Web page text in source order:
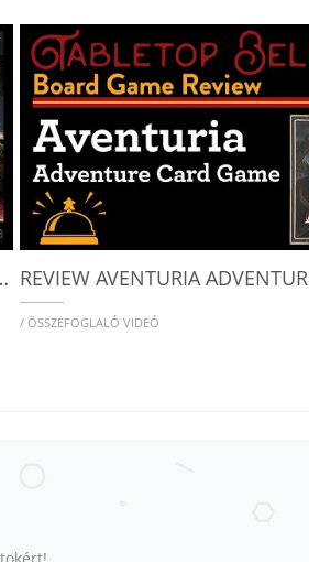
& LEGENDS
/ ÖSSZEFOGLALÓ VIDEÓ